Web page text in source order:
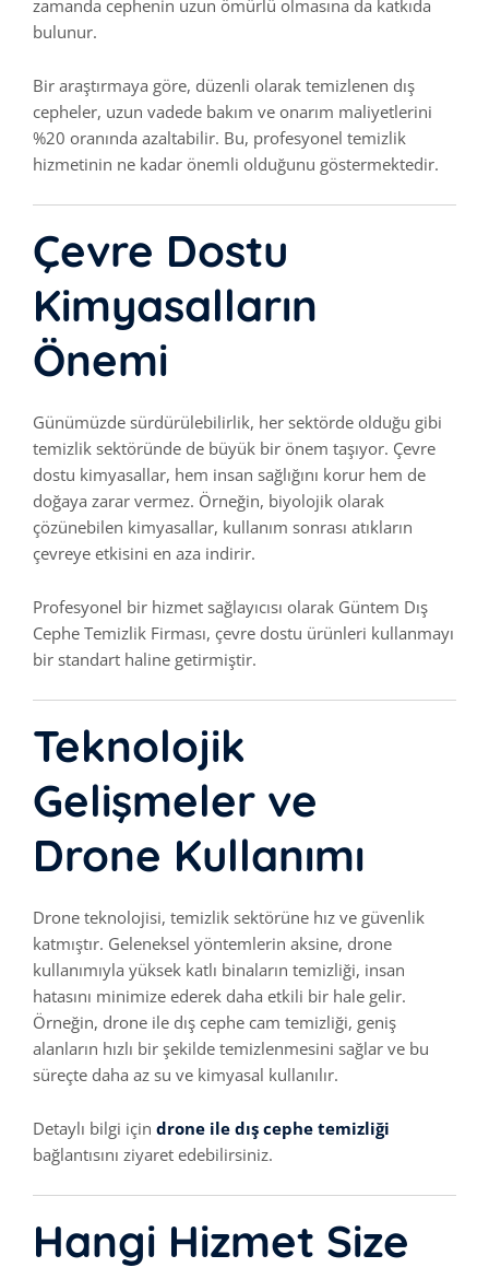
zamanda cephenin uzun ömürlü olmasına da katkıda
bulunur.
Bir araştırmaya göre, düzenli olarak temizlenen dış
cepheler, uzun vadede bakım ve onarım maliyetlerini
%20 oranında azaltabilir. Bu, profesyonel temizlik
hizmetinin ne kadar önemli olduğunu göstermektedir.
Çevre Dostu
Kimyasalların
Önemi
Günümüzde sürdürülebilirlik, her sektörde olduğu gibi
temizlik sektöründe de büyük bir önem taşıyor. Çevre
dostu kimyasallar, hem insan sağlığını korur hem de
doğaya zarar vermez. Örneğin, biyolojik olarak
çözünebilen kimyasallar, kullanım sonrası atıkların
çevreye etkisini en aza indirir.
Profesyonel bir hizmet sağlayıcısı olarak Güntem Dış
Cephe Temizlik Firması, çevre dostu ürünleri kullanmayı
bir standart haline getirmiştir.
Teknolojik
Gelişmeler ve
Drone Kullanımı
Drone teknolojisi, temizlik sektörüne hız ve güvenlik
katmıştır. Geleneksel yöntemlerin aksine, drone
kullanımıyla yüksek katlı binaların temizliği, insan
hatasını minimize ederek daha etkili bir hale gelir.
Örneğin, drone ile dış cephe cam temizliği, geniş
alanların hızlı bir şekilde temizlenmesini sağlar ve bu
süreçte daha az su ve kimyasal kullanılır.
Detaylı bilgi için drone ile dış cephe temizliği
bağlantısını ziyaret edebilirsiniz.
Hangi Hizmet Size